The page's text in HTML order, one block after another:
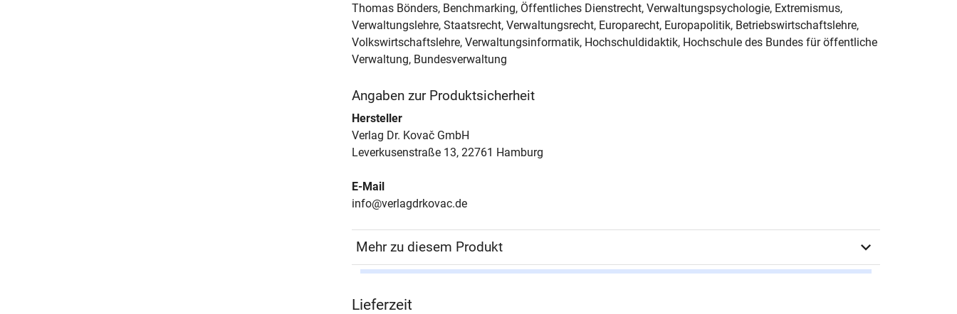
Thomas Bönders, Benchmarking, Öffentliches Dienstrecht, Verwaltungspsychologie, Extremismus,
Verwaltungslehre, Staatsrecht, Verwaltungsrecht, Europarecht, Europapolitik, Betriebswirtschaftslehre,
Volkswirtschaftslehre, Verwaltungsinformatik, Hochschuldidaktik, Hochschule des Bundes für öffentliche
Verwaltung, Bundesverwaltung
Angaben zur Produktsicherheit
Hersteller
Verlag Dr. Kovač GmbH
Leverkusenstraße 13, 22761 Hamburg
E-Mail
info@verlagdrkovac.de
Mehr zu diesem Produkt
Lieferzeit